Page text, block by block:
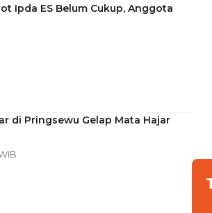
Ipda ES Belum Cukup, Anggota
di Pringsewu Gelap Mata Hajar